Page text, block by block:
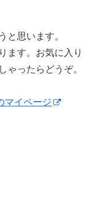
思います。
ます。お気に入り
ゃったらどうぞ。
マイページ